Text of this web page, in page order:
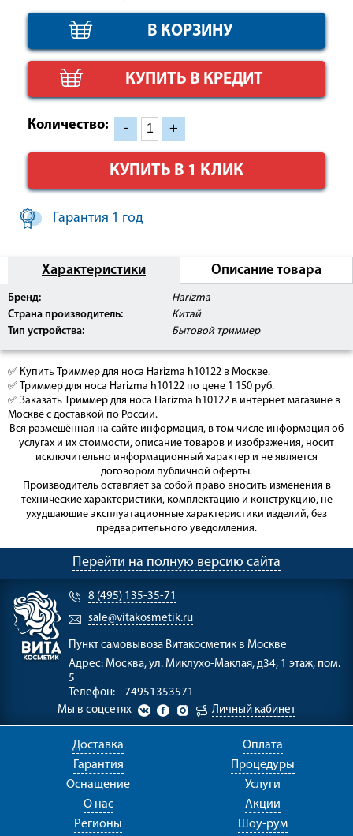
КУПИТЬ В КРЕДИТ
Количество: - +
КУПИТЬ В 1 КЛИК
Гарантия 1 год
Характеристики Описание товара
Бренд:
Harizma
Страна производитель:
Китай
Тип устройства:
Бытовой триммер
✅ Купить Триммер для носа Harizma h10122 в Москве.
✅ Триммер для носа Harizma h10122 по цене 1 150 руб.
✅ Заказать Триммер для носа Harizma h10122 в интернет магазине в
Москве с доставкой по России.
Вся размещённая на сайте информация, в том числе информация об
услугах и их стоимости, описание товаров и изображения, носит
исключительно информационный характер и не является
договором публичной оферты.
Производитель оставляет за собой право вносить изменения в
технические характеристики, комплектацию и конструкцию, не
ухудшающие эксплуатационные характеристики изделий, без
предварительного уведомления.
Перейти на полную версию сайта
8 (495) 135-35-71
sale@vitakosmetik.ru
Пункт самовывоза Витакосметик в Москве
Адрес: Москва, ул. Миклухо-Маклая, д34, 1 этаж, пом.
5
Телефон: +74951353571
Мы в соцсетях
Личный кабинет
Доставка
Оплата
Гарантия
Процедуры
Оснащение
Услуги
О нас
Акции
Регионы
Шоу-рум